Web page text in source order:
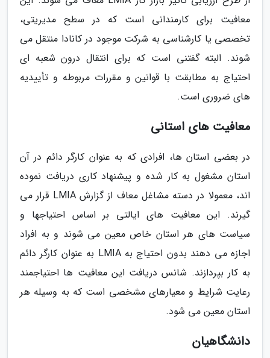
معافیت برای کارمندانی است که در سطح مدیریتی،
تخصصی یا کارشناسی به شرکت موجود در کانادا منتقل می
شوند. البته گفتنی است که برای انتقال درون شعبه ای
احتیاج به مطابقت با قوانین و مقررات مربوطه و تأییدیه
های ضروری است.
معافیت های استانی
در بعضی استان ها، افرادی که به عنوان کارگر دائم در آن
استان مشغول به کار شده و پیشنهاد کاری دریافت نموده
اند، معمولا در دسته مشاغل معاف از گزارش LMIA قرار می
گیرند. این معافیت های ایالتی بر اساس احتیاجها و
سیاست های هر استان خاص معین می شوند و به افراد
اجازه می دهند بدون احتیاج به LMIA به عنوان کارگر دائم
به کار بپردازند. شانس دریافت این معافیت ها احتیاجمند
رعایت شرایط و معیارهای مشخصی است که به وسیله هر
استان معین می شود.
دانشگاهیان